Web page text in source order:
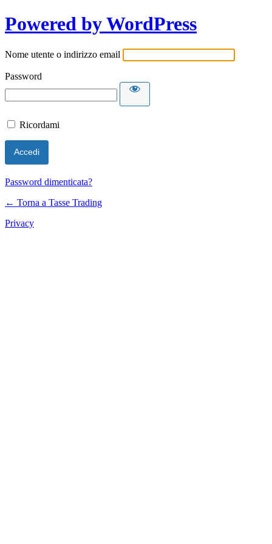
Powered by WordPress
Nome utente o indirizzo email
Password
Ricordami
Password dimenticata?
← Torna a Tasse Trading
Privacy